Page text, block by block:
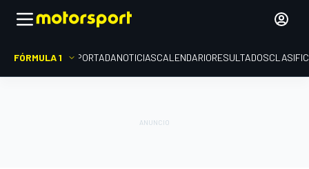
FÓRMULA 1 PORTADANOTICIASCALENDARIORESULTADOS